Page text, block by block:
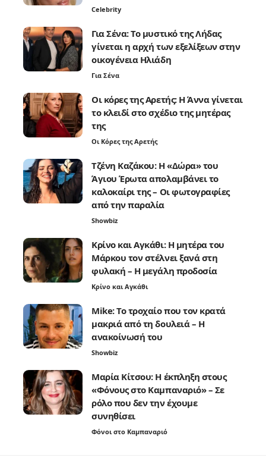
Celebrity
Για Σένα: Το μυστικό της Λήδας
γίνεται η αρχή των εξελίξεων στην
οικογένεια Ηλιάδη
Για Σένα
Οι κόρες της Αρετής: Η Άννα γίνεται
το κλειδί στο σχέδιο της μητέρας
της
Οι Κόρες της Αρετής
Τζένη Καζάκου: Η «Δώρα» του
Άγιου Έρωτα απολαμβάνει το
καλοκαίρι της – Οι φωτογραφίες
από την παραλία
Showbiz
Κρίνο και Αγκάθι: Η μητέρα του
Μάρκου τον στέλνει ξανά στη
φυλακή – Η μεγάλη προδοσία
Κρίνο και Αγκάθι
Mike: Το τροχαίο που τον κρατά
μακριά από τη δουλειά – Η
ανακοίνωσή του
Showbiz
Μαρία Κίτσου: Η έκπληξη στους
«Φόνους στο Καμπαναριό» – Σε
ρόλο που δεν την έχουμε
συνηθίσει
Φόνοι στο Καμπαναριό